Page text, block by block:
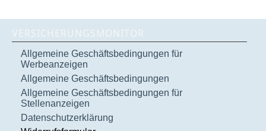
VERSICHERUNGSMONITOR
Allgemeine Geschäftsbedingungen für
Werbeanzeigen
Allgemeine Geschäftsbedingungen
Allgemeine Geschäftsbedingungen für
Stellenanzeigen
Datenschutzerklärung